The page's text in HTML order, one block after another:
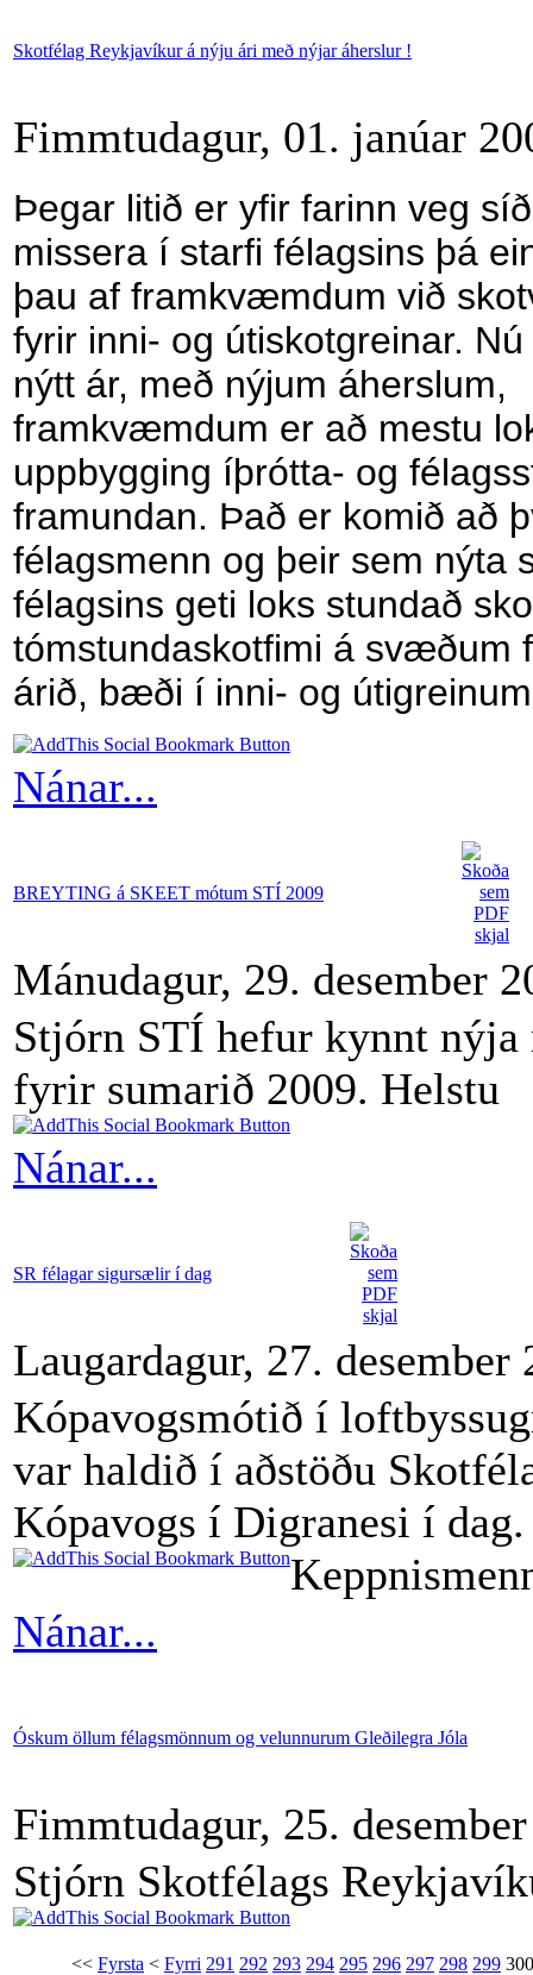
Skotfélag Reykjavíkur á nýju ári með nýjar áherslur !
Fimmtudagur, 01. janúar
Þegar litið er yfir farinn veg
missera í starfi félagsins þá
þau af framkvæmdum við
fyrir inni- og útiskotgreinar.
nýtt ár, með nýjum áherslum,
framkvæmdum er að mestu
uppbygging íþrótta- og
framundan. Það er komið að
félagsmenn og þeir sem nýta
félagsins geti loks stundað
tómstundaskotfimi á svæðum
árið, bæði í inni- og
Nánar...
BREYTING á SKEET mótum STÍ 2009
Mánudagur, 29. desember
Stjórn STÍ hefur kynnt nýja
fyrir sumarið 2009. Helstu
Nánar...
SR félagar sigursælir í dag
Laugardagur, 27. desember
Kópavogsmótið í
var haldið í aðstöðu
Kópavogs í Digranesi í dag.
Nánar...
Óskum öllum félagsmönnum og velunnurum Gleðilegra Jóla
Fimmtudagur, 25.
Stjórn Skotfélags
<< Fyrsta < Fyrri 291 292 293 294 295 296 297 298 299 300